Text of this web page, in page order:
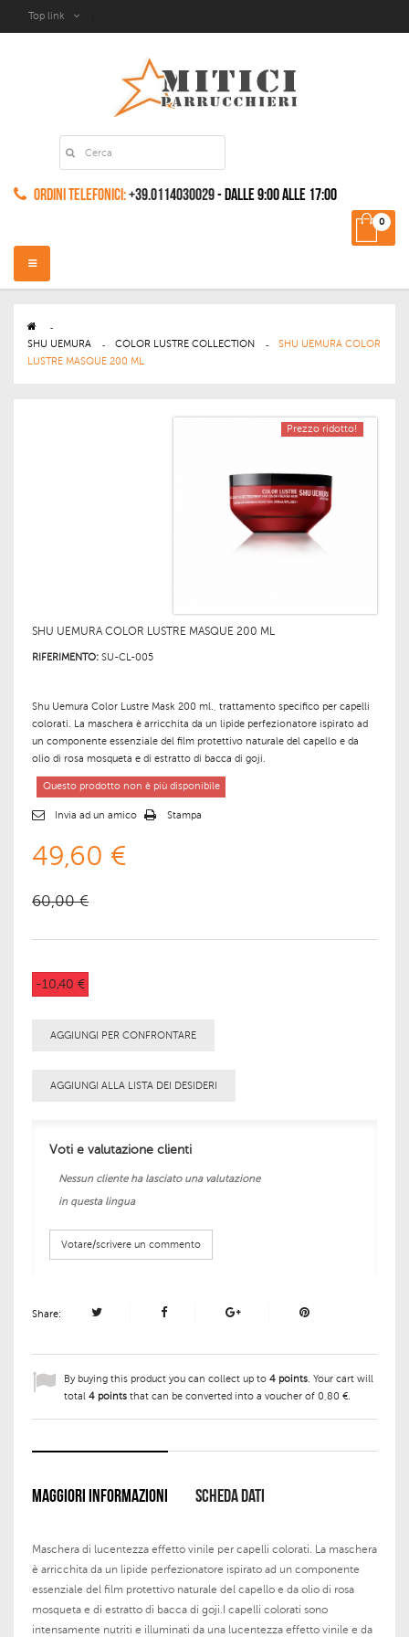
Top link
Ordini Telefonici:+39.0114030029- dalle 9:00 alle 17:00
0
Navigazione
Toggle
>
SHU UEMURA
> COLOR LUSTRE COLLECTION >
SHU UEMURA COLOR
LUSTRE MASQUE 200 ML
Prezzo ridotto!
SHU UEMURA COLOR LUSTRE MASQUE 200 ML
RIFERIMENTO: SU-CL-005
Shu Uemura Color Lustre Mask 200 ml., trattamento specifico per capelli
colorati. La maschera è arricchita da un lipide perfezionatore ispirato ad
un componente essenziale del film protettivo naturale del capello e da
olio di rosa mosqueta e di estratto di bacca di goji.
Questo prodotto non è più disponibile
Invia ad un amico Stampa
49,60 €
60,00 €
-10,40 €
AGGIUNGI PER CONFRONTARE
AGGIUNGI ALLA LISTA DEI DESIDERI
Voti e valutazione clienti
Nessun cliente ha lasciato una valutazione
in questa lingua
Votare/scrivere un commento
Share:
By buying this product you can collect up to 4 points. Your cart will
total 4 points that can be converted into a voucher of 0,80 €.
MAGGIORI INFORMAZIONI SCHEDA DATI
Maschera di lucentezza effetto vinile per capelli colorati. La maschera
è arricchita da un lipide perfezionatore ispirato ad un componente
essenziale del film protettivo naturale del capello e da olio di rosa
mosqueta e di estratto di bacca di goji.I capelli colorati sono
intensamente nutriti e illuminati da una lucentezza effetto vinile e da